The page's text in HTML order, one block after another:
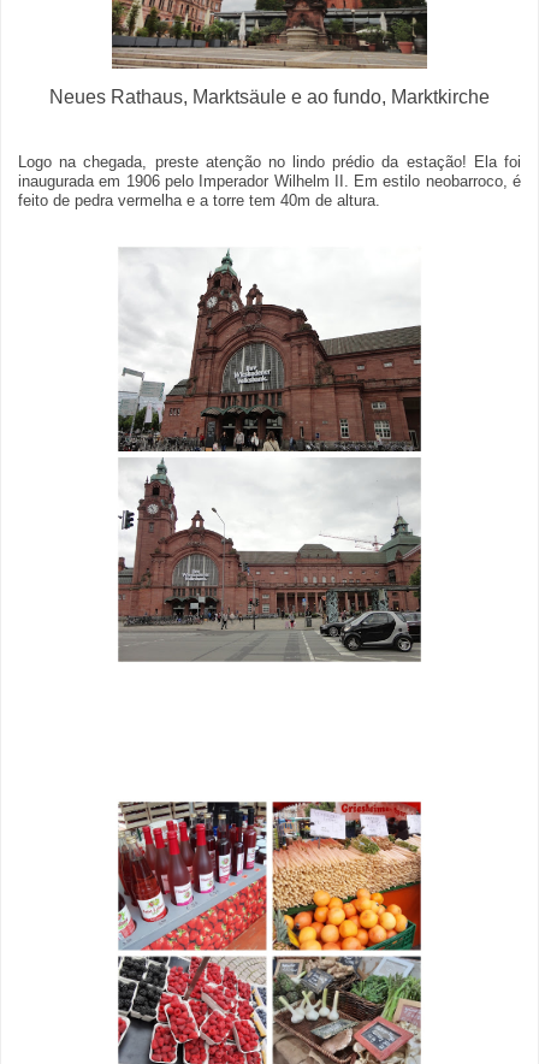
Neues Rathaus, Marktsäule e ao fundo, Marktkirche
Logo na chegada, preste atenção no lindo prédio da estação! Ela foi
inaugurada em 1906 pelo Imperador Wilhelm II. Em estilo neobarroco, é
feito de pedra vermelha e a torre tem 40m de altura.